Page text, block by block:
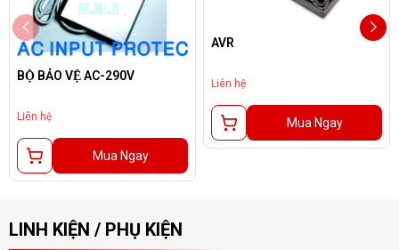
BỘ BẢO VỆ AC-290V
Liên hệ
Mua Ngay
AVR
Liên hệ
Mua Ngay
LINH KIỆN / PHỤ KIỆN